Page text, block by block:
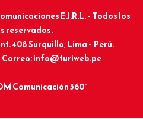
E.I.R.L. – Todos los
reservados.
408 Surquillo, Lima – Perú.
| Correo: info@turiweb.pe
Comunicación 360°